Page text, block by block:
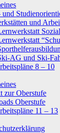
und
und
AG und Ski-
8 – 10
zur Oberstufe
Oberstufe
11 – 13